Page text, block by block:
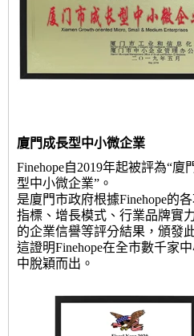
廈門成長型中小微企業
Finehope自2019年起被評為“廈
型中小微企業”。
是廈門市政府根據Finehope的
指標、增長模式、行業品牌實
的企業信譽等評分結果，頒發
這證明Finehope在全市數千家
中脫穎而出。